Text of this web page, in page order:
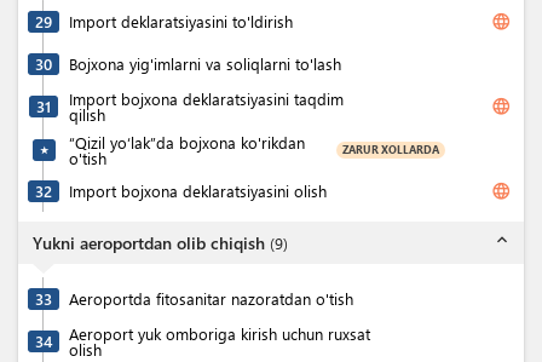
29 Import deklaratsiyasini to'ldirish language
30 Bojxona yig'imlarni va soliqlarni to'lash
31 Import bojxona deklaratsiyasini taqdim
qilish language
★ “Qizil yo‘lak”da bojxona ko'rikdan
o'tish ZARUR XOLLARDA
32 Import bojxona deklaratsiyasini olish language
Yukni aeroportdan olib chiqish (9) expand_less
33 Aeroportda fitosanitar nazoratdan o'tish
34 Aeroport yuk omboriga kirish uchun ruxsat
olish